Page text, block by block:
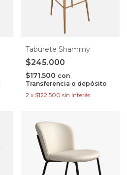
Taburete Shammy
$245.000
$171.500 con
Transferencia o depósito
2 x $122.500 sin interés